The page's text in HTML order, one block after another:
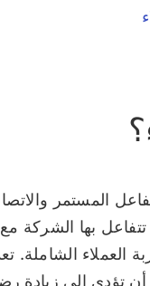
المستمر
بها الشركة مع
العملاء الشاملة.
تؤدي إلى زيادة